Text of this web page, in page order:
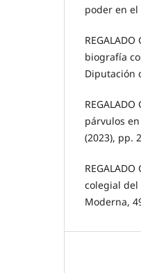
poder en el
biografía
Diputación
párvulos
(2023), pp.
colegial del
Moderna,